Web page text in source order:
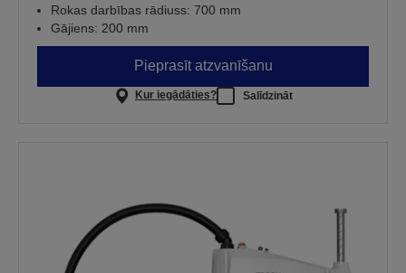
Rokas darbības rādiuss: 700 mm
Gājiens: 200 mm
Pieprasīt atzvanīšanu
Kur iegādāties? Salīdzināt